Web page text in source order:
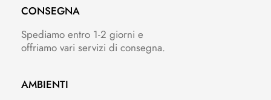
CONSEGNA
Spediamo entro 1-2 giorni e
offriamo vari servizi di consegna.
AMBIENTI